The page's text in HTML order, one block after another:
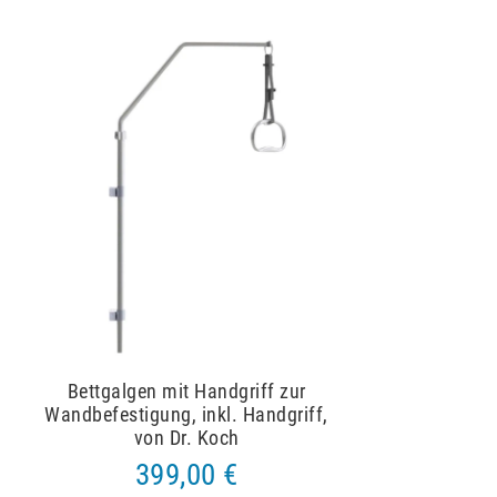
Bettgalgen mit Handgriff zur
Wandbefestigung, inkl. Handgriff,
von Dr. Koch
399,00 €